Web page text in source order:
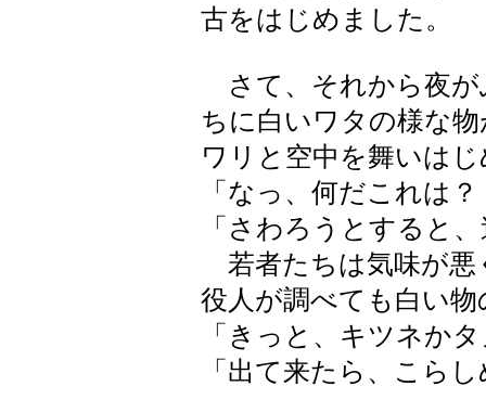
古をはじめました。
さて、それから夜が
ちに白いワタの様な
ワリと空中を舞いは
「なっ、何だこれは？
「さわろうとすると
若者たちは気味が悪
役人が調べても白い
「きっと、キツネか
「出て来たら、こら